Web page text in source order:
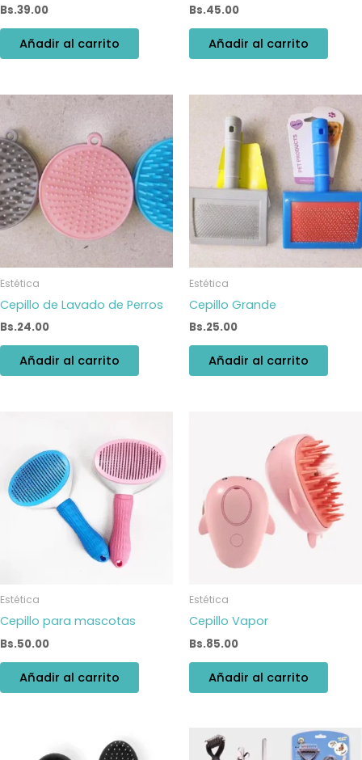
Bs.39.00
Añadir al carrito
Bs.45.00
Añadir al carrito
Estética
Cepillo de Lavado de Perros
Bs.24.00
Añadir al carrito
Estética
Cepillo Grande
Bs.25.00
Añadir al carrito
Estética
Cepillo para mascotas
Bs.50.00
Añadir al carrito
Estética
Cepillo Vapor
Bs.85.00
Añadir al carrito